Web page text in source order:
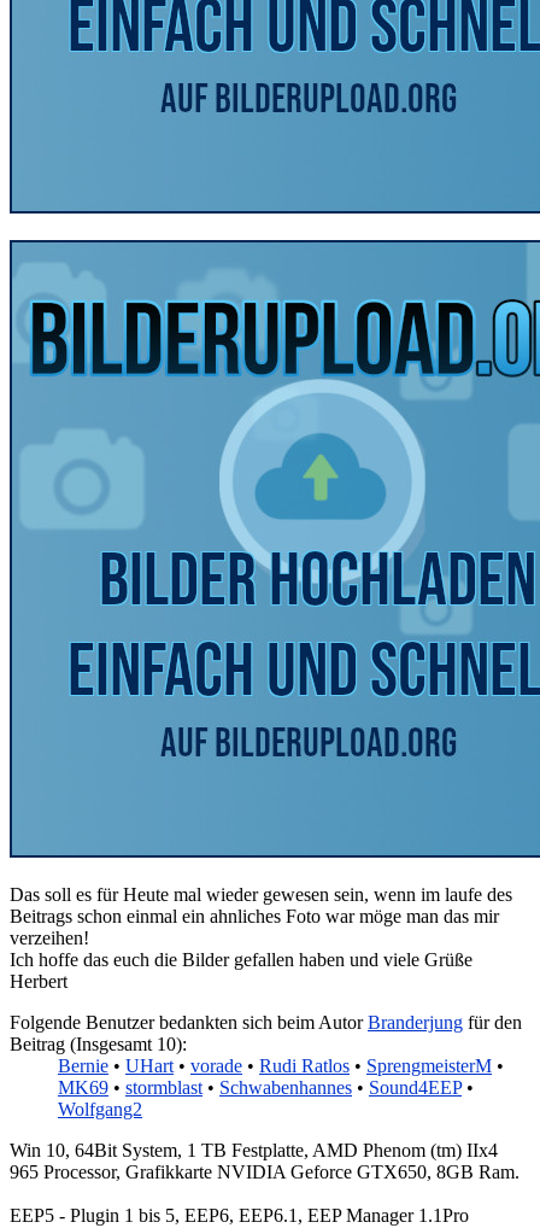
Das soll es für Heute mal wieder gewesen sein, wenn im laufe des
Beitrags schon einmal ein ahnliches Foto war möge man das mir
verzeihen!
Ich hoffe das euch die Bilder gefallen haben und viele Grüße
Herbert
Folgende Benutzer bedankten sich beim AutorBranderjung für den
Beitrag (Insgesamt 10):
Bernie • UHart • vorade • Rudi Ratlos • SprengmeisterM •
MK69 • stormblast • Schwabenhannes • Sound4EEP•
Wolfgang2
Win 10, 64Bit System, 1 TB Festplatte, AMD Phenom (tm) IIx4
965 Processor, Grafikkarte NVIDIA Geforce GTX650, 8GB Ram.
EEP5 - Plugin 1 bis 5, EEP6, EEP6.1, EEP Manager 1.1Pro